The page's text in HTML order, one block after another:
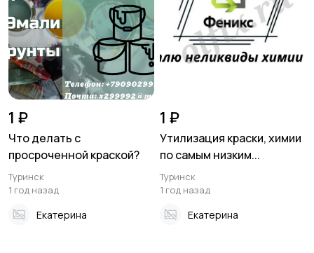
1 ₽
Что делать с
просроченной краской?
Туринск
1 год назад
Екатерина
1 ₽
Утилизация краски, химии
по самым низким...
Туринск
1 год назад
Екатерина